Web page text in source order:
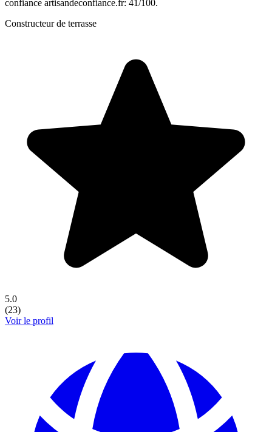
confiance artisandeconfiance.fr: 41/100.
Constructeur de terrasse
5.0
(23)
Voir le profil